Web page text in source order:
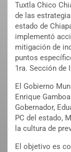
Tuxtla Chico
de las
estado de
implementó
mitigación de
puntos
1ra. Sección de
El Gobierno
Enrique
Gobernador,
PC del estado,
la cultura de
El objetivo es